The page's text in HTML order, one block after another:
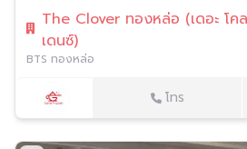
The Clover ทองหล่อ (เดอะ โค
เดนซ์)
BTS ทองหล่อ
โทร